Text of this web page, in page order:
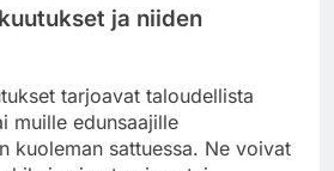
ja niiden
tarjoavat taloudellista
muille edunsaajille
kuoleman sattuessa. Ne voivat